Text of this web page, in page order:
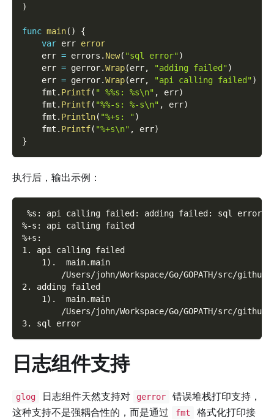
)
func main( )
{
var err error
    err
= errors . New( "sql error")
    err
= gerror.Wrap(err, "adding failed")
    err
= gerror.Wrap(err, "api calling failed")
    fmt
. Printf( " %%s: %s\n" , err)
    fmt
. Printf( "%%-s: %-s\n" , err)
    fmt
. Println( "%+s: ")
    fmt
. Printf( "%+s\n" , err)
}
执行后，输出示例：
%s: api calling failed: adding failed: sql error
%-s: api calling failed
%+s:
1. api calling failed
    1).  main.main
/Users/john/Workspace/Go/GOPATH/src/
2. adding failed
    1).  main.main
/Users/john/Workspace/Go/GOPATH/src/
3. sql error
日志组件支持
glog 日志组件天然支持对 gerror
错误堆栈打印支持，
这种支持不是强耦合性的，而是通过
fmt
格式化打印接